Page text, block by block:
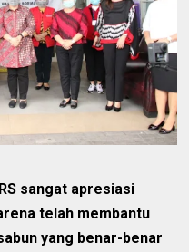
sangat apresiasi
telah membantu
yang benar-benar